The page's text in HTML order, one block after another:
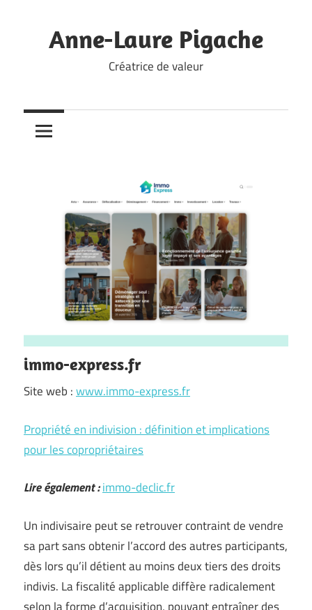
contentAnne-Laure Pigache
Créatrice de valeur
immo-express.fr
Site web :www.immo-express.fr
Propriété en indivision : définition et implications
pour les copropriétaires
Lire également :immo-declic.fr
Un indivisaire peut se retrouver contraint de vendre
sa part sans obtenir l’accord des autres participants,
dès lors qu’il détient au moins deux tiers des droits
indivis. La fiscalité applicable diffère radicalement
selon la forme d’acquisition, pouvant entraîner des